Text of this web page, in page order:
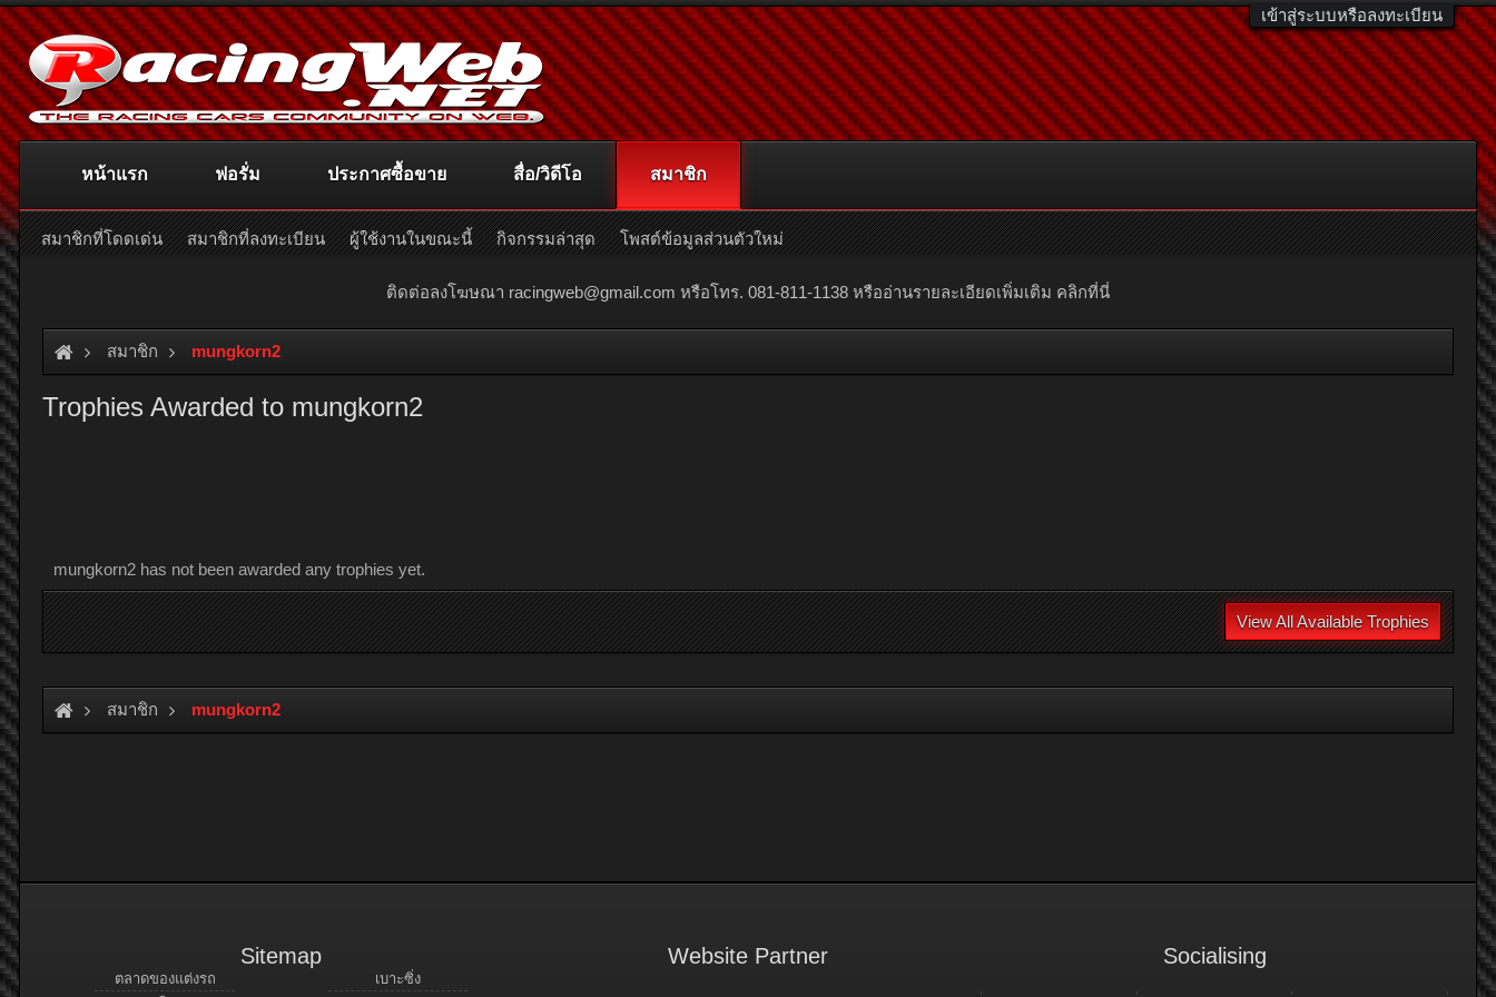
เข้าสู่ระบบหรือลงทะเบียน
ติดต่อลงโฆษณา racingweb@gmail.com หรือโทร. 081-811-1138 หรืออ่านรายละเอียดเพิ่มเติม คลิกที่นี่
สมาชิก mungkorn2
Trophies Awarded to mungkorn2
mungkorn2 has not been awarded any trophies yet.
View All Available Trophies
สมาชิก mungkorn2
หน้าแรก ฟอรั่ม ประกาศซื้อขาย สื่อ/วิดีโอ สมาชิก
สมาชิกที่โดดเด่น สมาชิกที่ลงทะเบียน ผู้ใช้งานในขณะนี้ กิจกรรมล่าสุด โพสต์ข้อมูลส่วนตัวใหม่
Sitemap
ตลาดของแต่งรถ
เบาะซิ่ง
Website Partner Socialising